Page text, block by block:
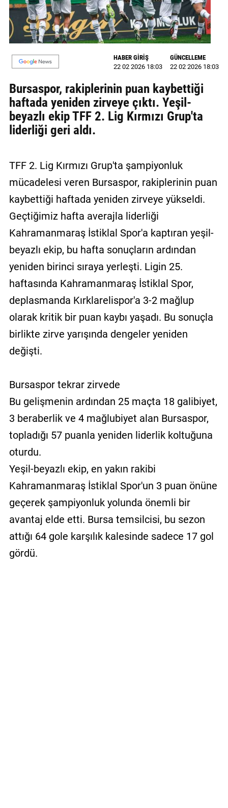
MAGAZİN
GALERİ
VİDEO
YAZARLAR
BİZE
ULAŞIN
Künye
İletişim
Gizlilik
Politikası
HABER GİRİŞ
22 02 2026 18:03
GÜNCELLEME
22 02 2026 18:03
Bursaspor, rakiplerinin puan kaybettiği
haftada yeniden zirveye çıktı. Yeşil-
beyazlı ekip TFF 2. Lig Kırmızı Grup'ta
liderliği geri aldı.
TFF 2. Lig Kırmızı Grup'ta şampiyonluk
mücadelesi veren Bursaspor, rakiplerinin puan
kaybettiği haftada yeniden zirveye yükseldi.
Geçtiğimiz hafta averajla liderliği
Kahramanmaraş İstiklal Spor'a kaptıran yeşil-
beyazlı ekip, bu hafta sonuçların ardından
yeniden birinci sıraya yerleşti. Ligin 25.
haftasında Kahramanmaraş İstiklal Spor,
deplasmanda Kırklarelispor'a 3-2 mağlup
olarak kritik bir puan kaybı yaşadı. Bu sonuçla
birlikte zirve yarışında dengeler yeniden
değişti.
Bursaspor tekrar zirvede
Bu gelişmenin ardından 25 maçta 18 galibiyet,
3 beraberlik ve 4 mağlubiyet alan Bursaspor,
topladığı 57 puanla yeniden liderlik koltuğuna
oturdu.
Yeşil-beyazlı ekip, en yakın rakibi
Kahramanmaraş İstiklal Spor'un 3 puan önüne
geçerek şampiyonluk yolunda önemli bir
avantaj elde etti. Bursa temsilcisi, bu sezon
attığı 64 gole karşılık kalesinde sadece 17 gol
gördü.